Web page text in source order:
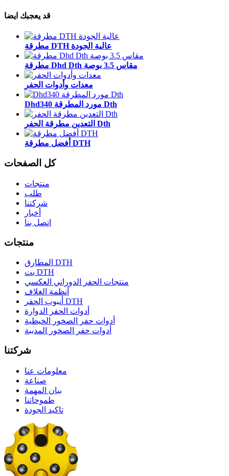
قد يعجبك ايضا
مطرقة DTH عالية الجودة
مطرقة Dhd Dth مقاس 3.5 بوصة
معدات وأدوات الحفر
Dhd340 مورد المطرقة Dth
التعدين مطرقة الحفر Dth
أفضل مطرقة DTH
كل الصفحات
منتجات
طلب
شركتنا
أخبار
اتصل بنا
منتجات
المطارق DTH
بت DTH
منتجات الحفر الدوراني العكسي
أنظمة الغلاف
أنبوب الحفر DTH
أدوات الحفر الدوارة
أدوات حفر الصخور الخيطية
أدوات حفر الصخور المدببة
شركتنا
معلومات عنا
صناعة
بيان المهمة
طموحاتنا
تاكيد الجودة